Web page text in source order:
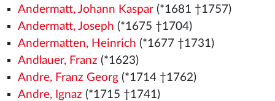
Andermatt, Johann Kaspar(*1681 †1757)
Andermatt, Joseph (*1675 †1704)
Andermatten, Heinrich (*1677 †1731)
Andlauer, Franz (*1623)
Andre, Franz Georg(*1714 †1762)
Andre, Ignaz (*1715 †1741)